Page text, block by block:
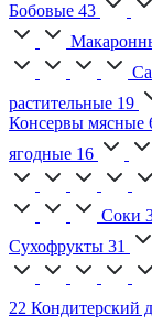
Бобовые 43
растительные 19
Консервы мясные
ягодные 16
Соки
Сухофрукты 31
22 Кондитерский